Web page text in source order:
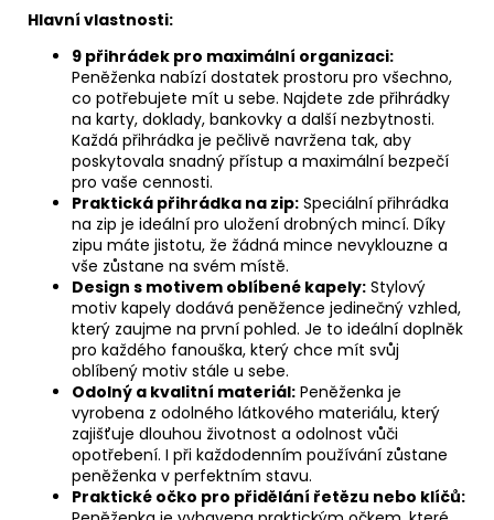
Hlavní vlastnosti:
9 přihrádek pro maximální organizaci:
Peněženka nabízí dostatek prostoru pro všechno,
co potřebujete mít u sebe. Najdete zde přihrádky
na karty, doklady, bankovky a další nezbytnosti.
Každá přihrádka je pečlivě navržena tak, aby
poskytovala snadný přístup a maximální bezpečí
pro vaše cennosti.
Praktická přihrádka na zip: Speciální přihrádka
na zip je ideální pro uložení drobných mincí. Díky
zipu máte jistotu, že žádná mince nevyklouzne a
vše zůstane na svém místě.
Design s motivem oblíbené kapely: Stylový
motiv kapely dodává peněžence jedinečný vzhled,
který zaujme na první pohled. Je to ideální doplněk
pro každého fanouška, který chce mít svůj
oblíbený motiv stále u sebe.
Odolný a kvalitní materiál: Peněženka je
vyrobena z odolného látkového materiálu, který
zajišťuje dlouhou životnost a odolnost vůči
opotřebení. I při každodenním používání zůstane
peněženka v perfektním stavu.
Praktické očko pro přidělání řetězu nebo klíčů: